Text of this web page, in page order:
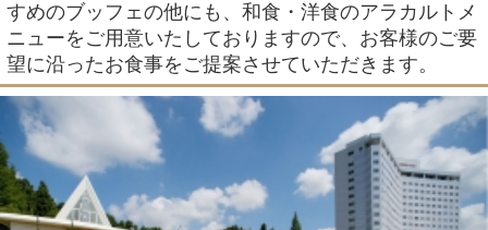
すめのブッフェの他にも、和食・洋食のアラカルトメ
ニューをご用意いたしておりますので、お客様のご要
望に沿ったお食事をご提案させていただきます。